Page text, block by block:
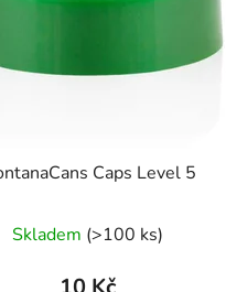
Caps Level 5
Skladem (>100 ks)